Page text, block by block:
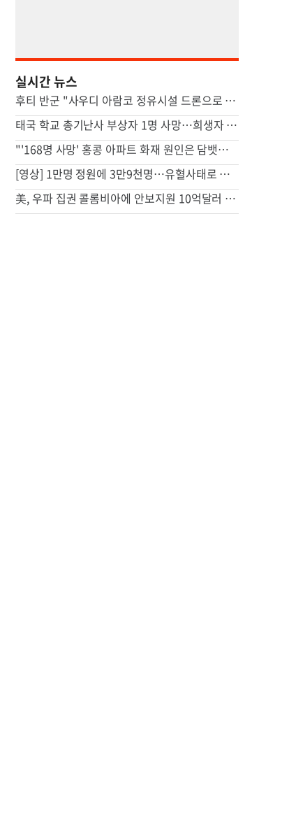
실시간 뉴스
후티 반군 "사우디 아람코 정유시설 드론으로 타격"(종합)
태국 학교 총기난사 부상자 1명 사망…희생자 8명으로 늘어
"'168명 사망' 홍콩 아파트 화재 원인은 담뱃불"…조사결과 발표
[영상] 1만명 정원에 3만9천명…유혈사태로 번진 스리랑카 교도소 폭동
美, 우파 집권 콜롬비아에 안보지원 10억달러 제공키로